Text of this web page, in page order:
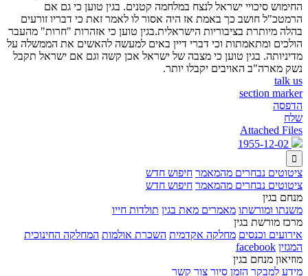
החימוש סיכויי ישראל לנצח במלחמה קטנים. בגין טוען כי גם אם
הרמטכ"ל חושב כך באמת אז היה אסור לו לאמר זאת כי דבריו זורעים
בהלה מיותרת בציבוריות הישראלית.בגין טוען כי אזהרות "חרות" מהעבר
הולכים ומתאמתות וכי דברי דיין באים למעשה להאשים את הממשלה על
מדיניותה. בגין טוען כי מצבה של ישראל אכן קשה וגם אם ישראל תקבל
נשק מארה"ב האויבים יקבלו יותר.
talk us
section marker
הדפסה
שלח
Attached Files

ציטוטים נבחרים מהמאמר חיפוש חדש
ציטוטים נבחרים מהמאמר חיפוש חדש
מנחם בגין
משנתו ומורשתו מאמרים מאת בגין תולדות חייו
מרכז מורשת בגין
אירועים וכנסים מחלקה אקדמית השכרת אולמות המחלקה החינוכית
המגזין facebook
מוזיאון מנחם בגין
מידע למבקר הזמן סיור צור קשר